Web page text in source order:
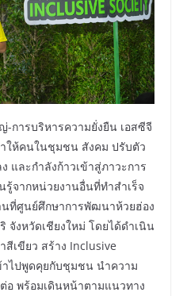
การบริหารความยั่งยืน เอสซีจี
ให้คนในชุมชน สังคม ปรับตัว
และกำลังก้าวเข้าสู่ภาวะการ
จากหน่วยงานอื่นที่ทำสำเร็จ
นที่ศูนย์ศึกษาการพัฒนาห้วยฮ่อง
จังหวัดเชียงใหม่ โดยได้ดำเนิน
สีเขียว สร้าง Inclusive
าไปพูดคุยกับชุมชน นำความ
อ พร้อมเดินหน้าตามแนวทาง